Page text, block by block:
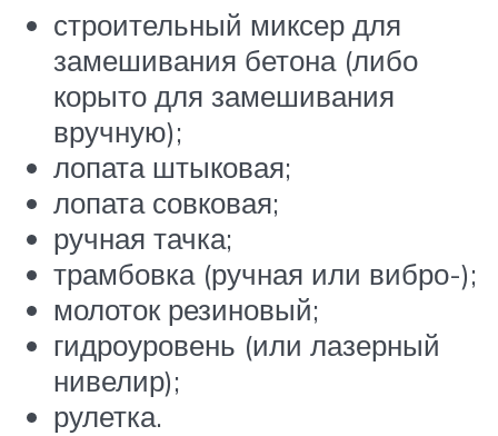
строительный миксер для
замешивания бетона (либо
корыто для замешивания
вручную);
лопата штыковая;
лопата совковая;
ручная тачка;
трамбовка (ручная или вибро-);
молоток резиновый;
гидроуровень (или лазерный
нивелир);
рулетка.